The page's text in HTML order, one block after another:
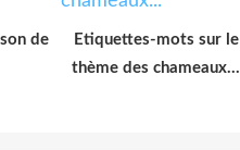
de
Etiquettes-mots sur le
thème des chameaux...